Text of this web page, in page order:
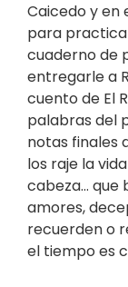
Caicedo y en
para practica
cuaderno de
entregarle a
cuento de El
palabras del
notas finales
los raje la
cabeza… que
amores,
recuerden o
el tiempo es